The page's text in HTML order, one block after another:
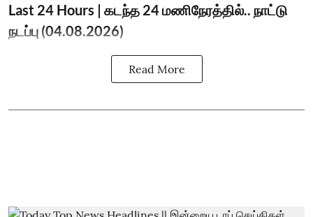
Last 24 Hours | கடந்த 24 மணிநேரத்தில்.. நாட்டு
நடப்பு (04.08.2026)
Read More